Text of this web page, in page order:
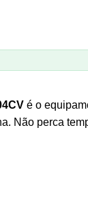
é o
Não perca